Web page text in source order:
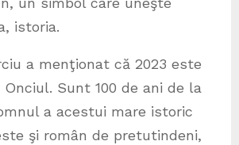
istoria.
a menţionat că 2023 este
Onciul. Sunt 100 de ani de la
a acestui mare istoric
şi român de pretutindeni,